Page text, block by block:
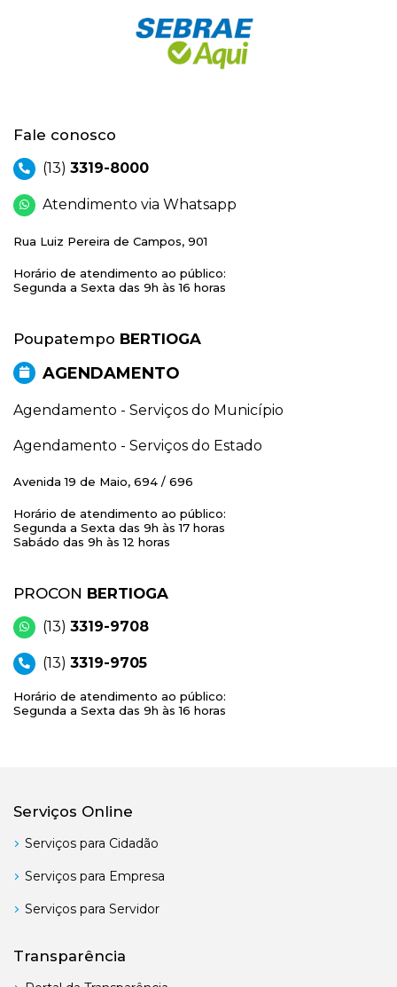
Fale conosco
(13) 3319-8000
Atendimento via Whatsapp
Rua Luiz Pereira de Campos, 901
Horário de atendimento ao público:
Segunda a Sexta das 9h às 16 horas
Poupatempo BERTIOGA
AGENDAMENTO
Agendamento - Serviços do Município
Agendamento - Serviços do Estado
Avenida 19 de Maio, 694 / 696
Horário de atendimento ao público:
Segunda a Sexta das 9h às 17 horas
Sabádo das 9h às 12 horas
PROCON BERTIOGA
(13) 3319-9708
(13) 3319-9705
Horário de atendimento ao público:
Segunda a Sexta das 9h às 16 horas
Serviços Online
Serviços para Cidadão
Serviços para Empresa
Serviços para Servidor
Transparência